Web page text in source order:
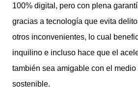
100% digital, pero con plena
gracias a tecnología que evita
otros inconvenientes, lo cual
inquilino e incluso hace que el
también sea amigable con el medio
sostenible.